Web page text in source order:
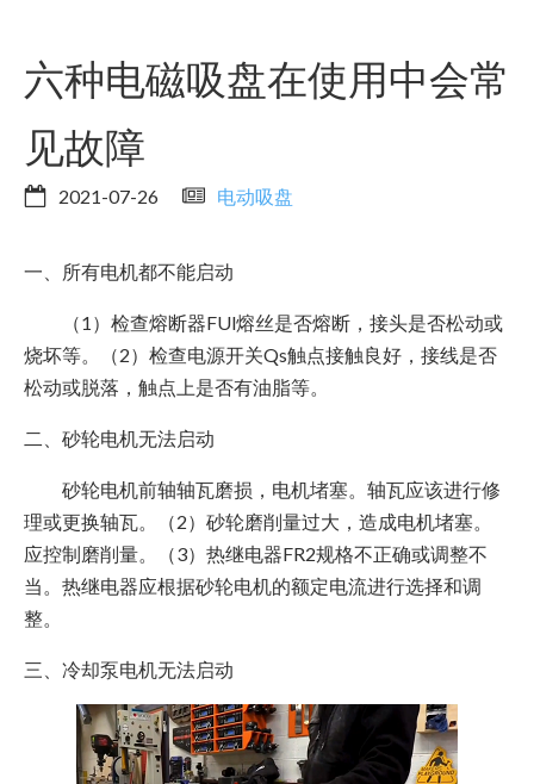
六种电磁吸盘在使用中会常
见故障
2021-07-26 电动吸盘
一、所有电机都不能启动
（1）检查熔断器FUl熔丝是否熔断，接头是否松动或
烧坏等。（2）检查电源开关Qs触点接触良好，接线是否
松动或脱落，触点上是否有油脂等。
二、砂轮电机无法启动
砂轮电机前轴轴瓦磨损，电机堵塞。轴瓦应该进行修
理或更换轴瓦。（2）砂轮磨削量过大，造成电机堵塞。
应控制磨削量。（3）热继电器FR2规格不正确或调整不
当。热继电器应根据砂轮电机的额定电流进行选择和调
整。
三、冷却泵电机无法启动